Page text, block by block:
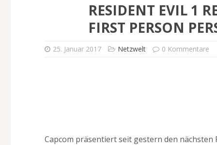
RESIDENT EVIL 1
FIRST PERSON
25. Januar 2017 Netzwelt 0 Kommentare
Capcom präsentiert seit gestern den